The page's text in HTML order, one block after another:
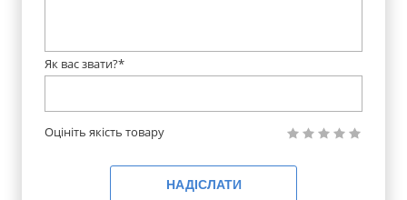
Як вас звати?*
Оцініть якість товару
НАДІСЛАТИ